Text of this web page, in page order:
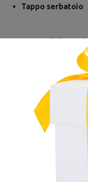
Tappo serbatoio
Compatibile con i
MS 181,
MS 311 MS
eMSA 200
Decespugliatori
Kombi: